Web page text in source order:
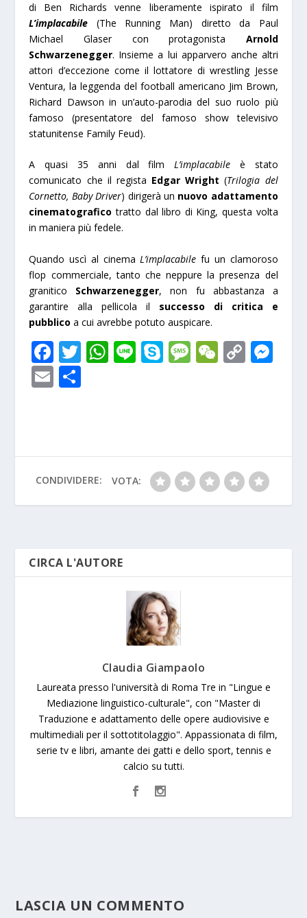
di Ben Richards venne liberamente ispirato il film
L’implacabile (The Running Man) diretto da Paul
Michael Glaser con protagonista Arnold
Schwarzenegger. Insieme a lui apparvero anche altri
attori d’eccezione come il lottatore di wrestling Jesse
Ventura, la leggenda del football americano Jim Brown,
Richard Dawson in un’auto-parodia del suo ruolo più
famoso (presentatore del famoso show televisivo
statunitense Family Feud).
A quasi 35 anni dal filmL’implacabile è stato
comunicato che il regista Edgar Wright(Trilogia del
Cornetto, Baby Driver) dirigerà un nuovo adattamento
cinematografico tratto dal libro di King, questa volta
in maniera più fedele.
Quando uscì al cinemaL’implacabile fu un clamoroso
flop commerciale, tanto che neppure la presenza del
granitico Schwarzenegger, non fu abbastanza a
garantire alla pellicola il successo di critica e
pubblico a cui avrebbe potuto auspicare.
F
ac
e
o
k
T W
p
p
Li S M
e
W C
n
k
g
E
CONDIVIDERE: VOTA:
CIRCA L'AUTORE
Claudia Giampaolo
Laureata presso l'università di Roma Tre in "Lingue e
Mediazione linguistico-culturale", con "Master di
Traduzione e adattamento delle opere audiovisive e
multimediali per il sottotitolaggio". Appassionata di film,
serie tv e libri, amante dei gatti e dello sport, tennis e
calcio su tutti.
LASCIA UN COMMENTO